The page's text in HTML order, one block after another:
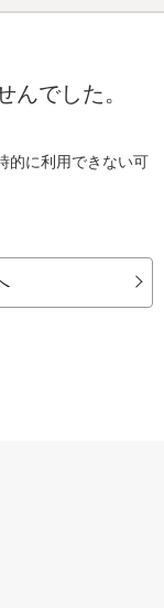
んでした。
的に利用できない可